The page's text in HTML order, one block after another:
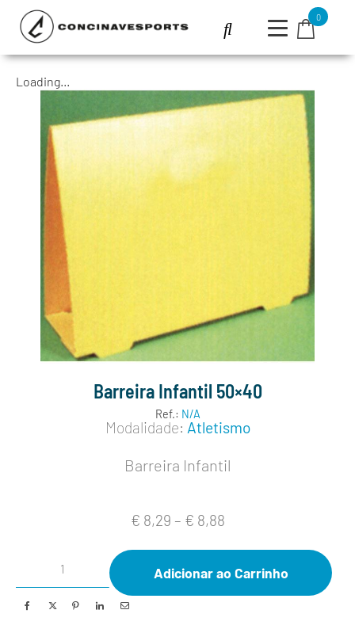
0
Loading...
Barreira Infantil 50×40
Ref.: N/A
Modalidade: Atletismo
Barreira Infantil
€ 8,29 – € 8,88
Adicionar ao Carrinho